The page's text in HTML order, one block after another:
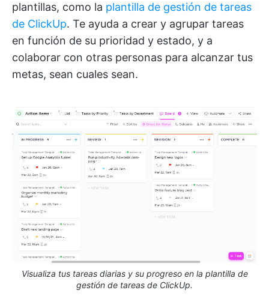
plantillas, como la plantilla de gestión de tareas
de ClickUp. Te ayuda a crear y agrupar tareas
en función de su prioridad y estado, y a
colaborar con otras personas para alcanzar tus
metas, sean cuales sean.
Visualiza tus tareas diarias y su progreso en la plantilla de
gestión de tareas de ClickUp.